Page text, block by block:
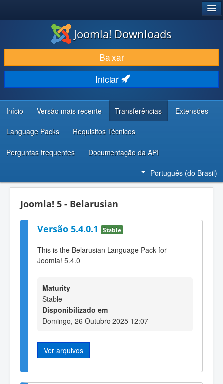
BAIXAR E APRIMORAR
DESCUBRA & APRENDA
COMUNIDADE & SUPORTE
RECURSOS PARA DESENVOLVEDORES
Joomla! Downloads
Baixar
Iniciar
Início Versão mais recente Transferências Extensões
Language Packs Requisitos Técnicos
Perguntas frequentes Documentação da API
Português (do Brasil)
Joomla! 5 - Belarusian
Versão 5.4.0.1 Stable
This is the Belarusian Language Pack for
Joomla! 5.4.0
Maturity
Stable
Disponibilizado em
Domingo, 26 Outubro 2025 12:07
Ver arquivos